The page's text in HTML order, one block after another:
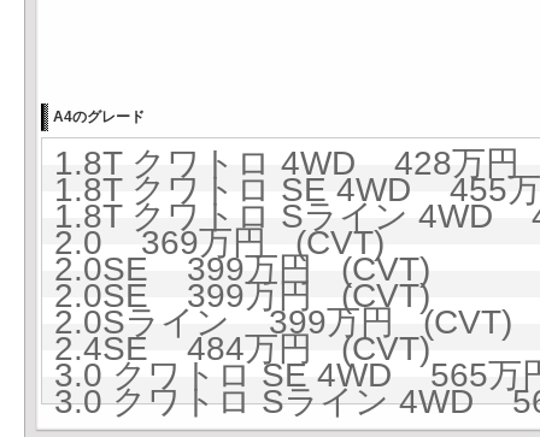
A4のグレード
1.8T クワトロ 4WD 428万円
1.8T クワトロ SE 4WD 455
1.8T クワトロ Sライン 4WD
2.0 369万円 (CVT)
2.0SE 399万円 (CVT)
2.0SE 399万円 (CVT)
2.0Sライン 399万円 (CVT)
2.4SE 484万円 (CVT)
3.0 クワトロ SE 4WD 565万
3.0 クワトロ Sライン 4WD